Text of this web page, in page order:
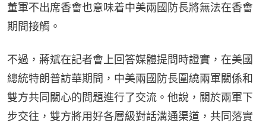
董軍不出席香會也意味着中美兩國防長將無法在香會
期間接觸。
不過，蔣斌在記者會上回答媒體提問時證實，在美國
總統特朗普訪華期間，中美兩國防長圍繞兩軍關係和
雙方共同關心的問題進行了交流。他說，關於兩軍下
步交往，雙方將用好各層級對話溝通渠道，共同落實